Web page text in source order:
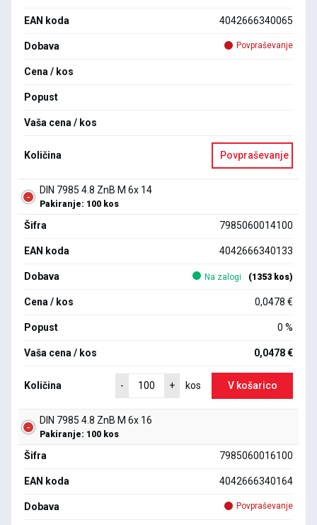
EAN koda 4042666340065
Dobava Povpraševanje
Cena / kos
Popust
Vaša cena / kos
Količina Povpraševanje
DIN 7985 4.8 ZnB M 6x 14
Pakiranje: 100 kos
Šifra 7985060014100
EAN koda 4042666340133
Dobava Na zalogi (1353 kos)
Cena / kos 0,0478 €
Popust 0 %
Vaša cena / kos 0,0478 €
Količina - + kos V košarico
DIN 7985 4.8 ZnB M 6x 16
Pakiranje: 100 kos
Šifra 7985060016100
EAN koda 4042666340164
Dobava Povpraševanje